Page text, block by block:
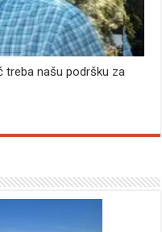
treba našu podršku za